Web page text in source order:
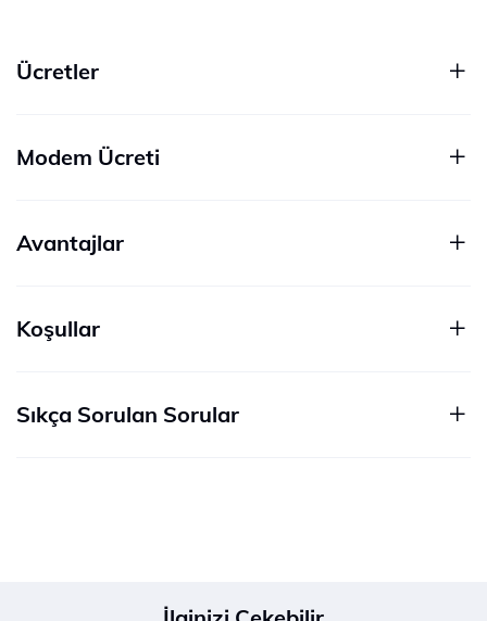
Ücretler
Modem Ücreti
Avantajlar
Koşullar
Sıkça Sorulan Sorular